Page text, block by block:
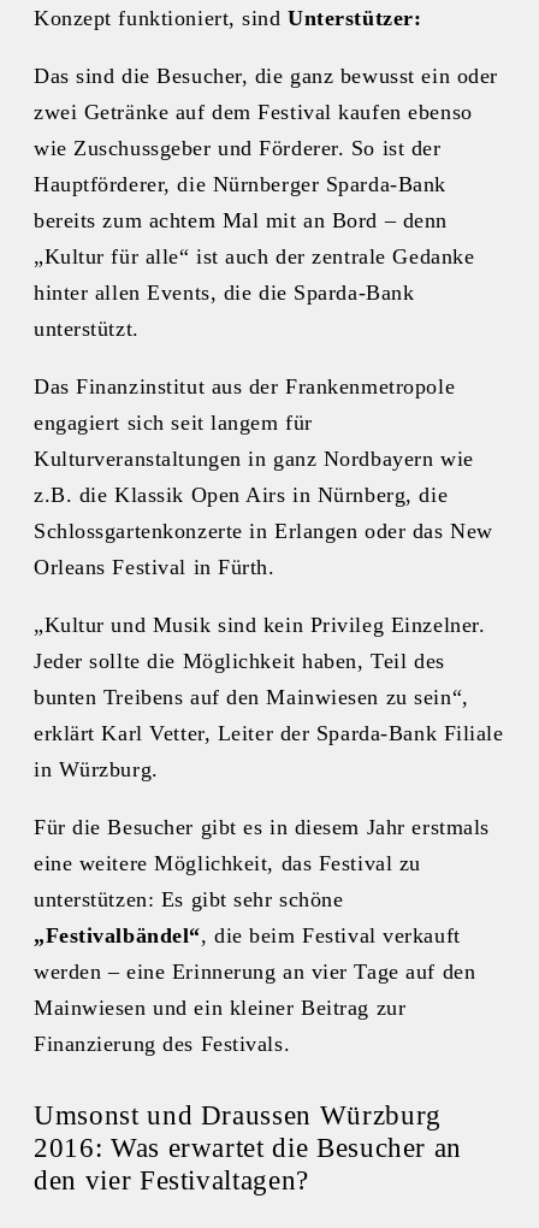
Konzept funktioniert, sindUnterstützer:
Das sind die Besucher, die ganz bewusst ein oder
zwei Getränke auf dem Festival kaufen ebenso
wie Zuschussgeber und Förderer. So ist der
Hauptförderer, die Nürnberger Sparda-Bank
bereits zum achtem Mal mit an Bord – denn
„Kultur für alle“ ist auch der zentrale Gedanke
hinter allen Events, die die Sparda-Bank
unterstützt.
Das Finanzinstitut aus der Frankenmetropole
engagiert sich seit langem für
Kulturveranstaltungen in ganz Nordbayern wie
z.B. die Klassik Open Airs in Nürnberg, die
Schlossgartenkonzerte in Erlangen oder das New
Orleans Festival in Fürth.
„Kultur und Musik sind kein Privileg Einzelner.
Jeder sollte die Möglichkeit haben, Teil des
bunten Treibens auf den Mainwiesen zu sein“,
erklärt Karl Vetter, Leiter der Sparda-Bank Filiale
in Würzburg.
Für die Besucher gibt es in diesem Jahr erstmals
eine weitere Möglichkeit, das Festival zu
unterstützen: Es gibt sehr schöne
„Festivalbändel“, die beim Festival verkauft
werden – eine Erinnerung an vier Tage auf den
Mainwiesen und ein kleiner Beitrag zur
Finanzierung des Festivals.
Umsonst und Draussen Würzburg
2016: Was erwartet die Besucher an
den vier Festivaltagen?